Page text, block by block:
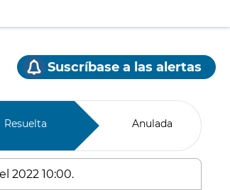
Suscríbase a las alertas
Resuelta Anulada
2022 10:00.